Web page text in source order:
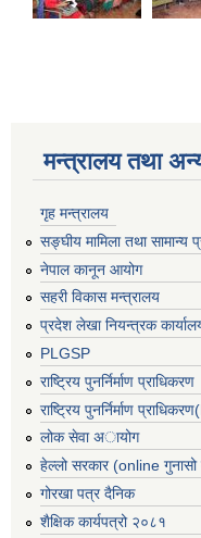
मन्त्रालय तथा
गृह मन्त्रालय
सङ्घीय मामिला तथा
नेपाल कानून आयोग
सहरी विकास मन्त्रालय
प्रदेश लेखा नियन्त्रक
PLGSP
राष्ट्रिय पुनर्निर्माण प्राधिकरण
राष्ट्रिय पुनर्निर्माण
लोक सेवा अायोग
हेल्लो सरकार (online गुनासो
गोरखा पत्र दैनिक
शैक्षिक कार्यपत्रो २०८१